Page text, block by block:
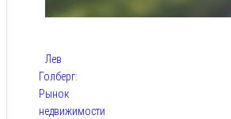
Лев
Голберг:
Рынок
недвижимости